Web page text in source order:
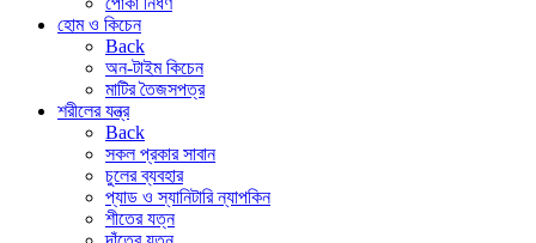
হোম ও কিচেন
Back
অন-টাইম কিচেন
মাটির তৈজসপত্র
শরীলের যন্ত্র
Back
সকল প্রকার সাবান
চুলের ব্যবহার
প্যাড ও স্যানিটারি ন্যাপকিন
শীতের যত্ন